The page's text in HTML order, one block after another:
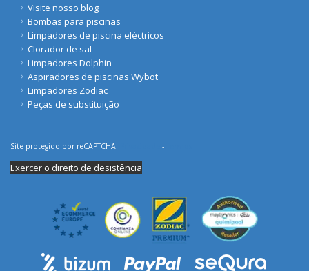
Visite nosso blog
Bombas para piscinas
Limpadores de piscina eléctricos
Clorador de sal
Limpadores Dolphin
Aspiradores de piscinas Wybot
Limpadores Zodiac
Peças de substituição
Site protegido por reCAPTCHA. -
Exercer o direito de desistência